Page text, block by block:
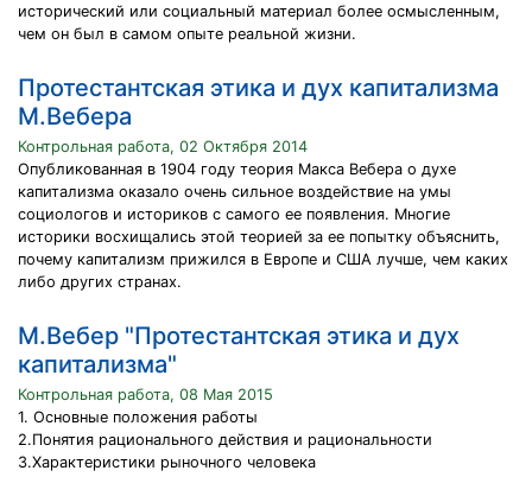
исторический или социальный материал более осмысленным,
чем он был в самом опыте реальной жизни.
Протестантская этика и дух капитализма
М.Вебера
Контрольная работа, 02 Октября 2014
Опубликованная в 1904 году теория Макса Вебера о духе
капитализма оказало очень сильное воздействие на умы
социологов и историков с самого ее появления. Многие
историки восхищались этой теорией за ее попытку объяснить,
почему капитализм прижился в Европе и США лучше, чем каких
либо других странах.
М.Вебер "Протестантская этика и дух
капитализма"
Контрольная работа, 08 Мая 2015
1. Основные положения работы
2.Понятия рационального действия и рациональности
3.Характеристики рыночного человека